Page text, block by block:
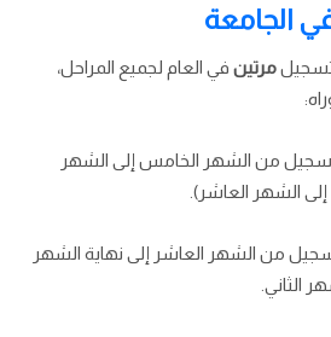
الجامعة
مرتين في العام لجميع المراحل،
من الشهر الخامس إلى الشهر
إلى الشهر العاشر).
من الشهر العاشر إلى نهاية الشهر
الثاني.